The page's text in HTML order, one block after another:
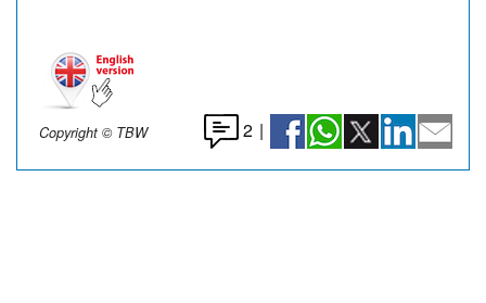
Copyright © TBW 2 |